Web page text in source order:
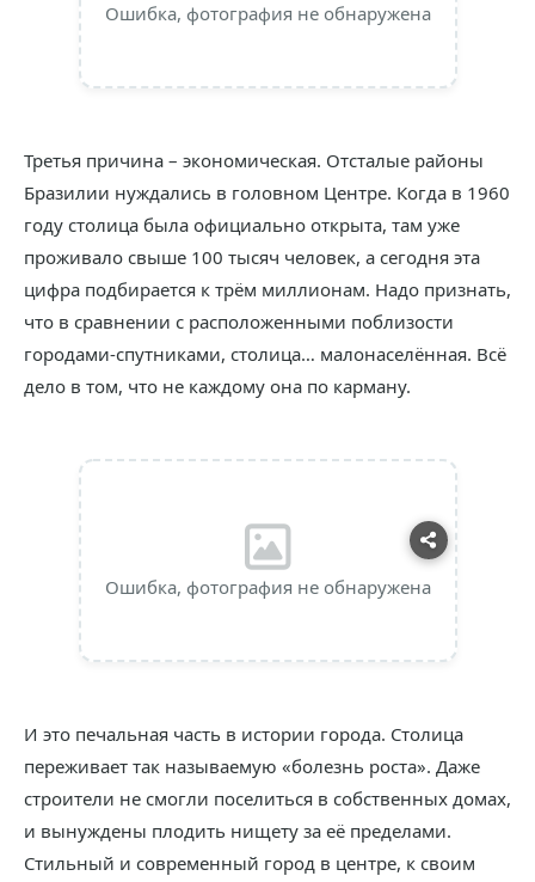
Ошибка, фотография не обнаружена
Третья причина – экономическая. Отсталые районы
Бразилии нуждались в головном Центре. Когда в 1960
году столица была официально открыта, там уже
проживало свыше 100 тысяч человек, а сегодня эта
цифра подбирается к трём миллионам. Надо признать,
что в сравнении с расположенными поблизости
городами-спутниками, столица… малонаселённая. Всё
дело в том, что не каждому она по карману.
Ошибка, фотография не обнаружена
И это печальная часть в истории города. Столица
переживает так называемую «болезнь роста». Даже
строители не смогли поселиться в собственных домах,
и вынуждены плодить нищету за её пределами.
Стильный и современный город в центре, к своим